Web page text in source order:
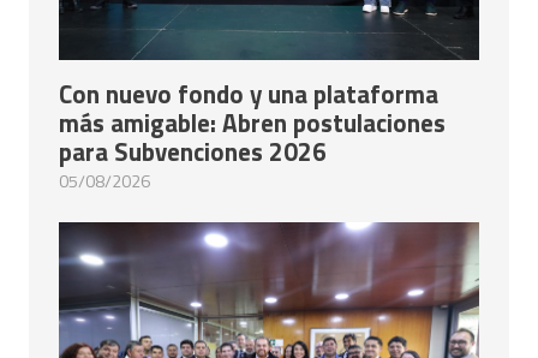
Con nuevo fondo y una plataforma
más amigable: Abren postulaciones
para Subvenciones 2026
05/08/2026